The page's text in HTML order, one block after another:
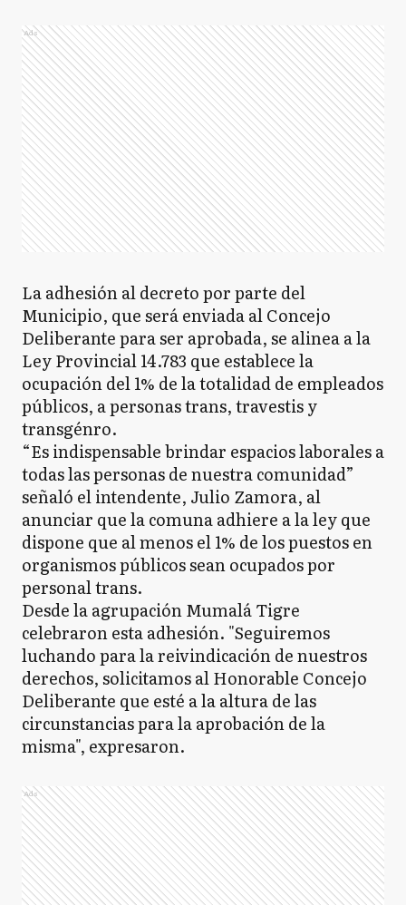
Ads
La adhesión al decreto por parte del
Municipio, que será enviada al Concejo
Deliberante para ser aprobada, se alinea a la
Ley Provincial 14.783 que establece la
ocupación del 1% de la totalidad de empleados
públicos, a personas trans, travestis y
transgénro.
“Es indispensable brindar espacios laborales a
todas las personas de nuestra comunidad”
señaló el intendente, Julio Zamora, al
anunciar que la comuna adhiere a la ley que
dispone que al menos el 1% de los puestos en
organismos públicos sean ocupados por
personal trans.
Desde la agrupación Mumalá Tigre
celebraron esta adhesión. "Seguiremos
luchando para la reivindicación de nuestros
derechos, solicitamos al Honorable Concejo
Deliberante que esté a la altura de las
circunstancias para la aprobación de la
misma", expresaron.
Ads